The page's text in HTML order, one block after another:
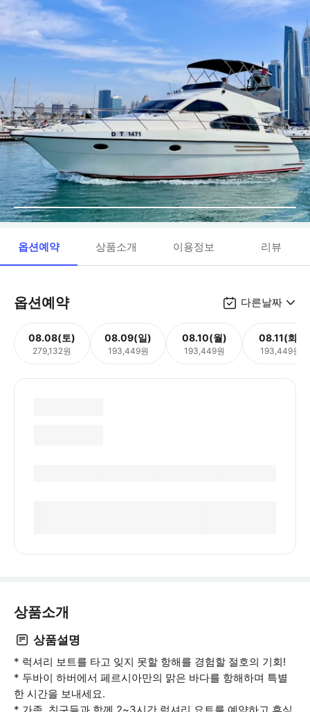
옵션예약 상품소개 이용정보 리뷰
옵션예약 다른날짜
08.08(토)
279,132원
08.09(일)
193,449원
08.10(월)
193,449원
08.11(화)
193,449원
상품소개
상품설명
* 럭셔리 보트를 타고 잊지 못할 항해를 경험할 절호의 기회!
* 두바이 하버에서 페르시아만의 맑은 바다를 항해하며 특별
한 시간을 보내세요.